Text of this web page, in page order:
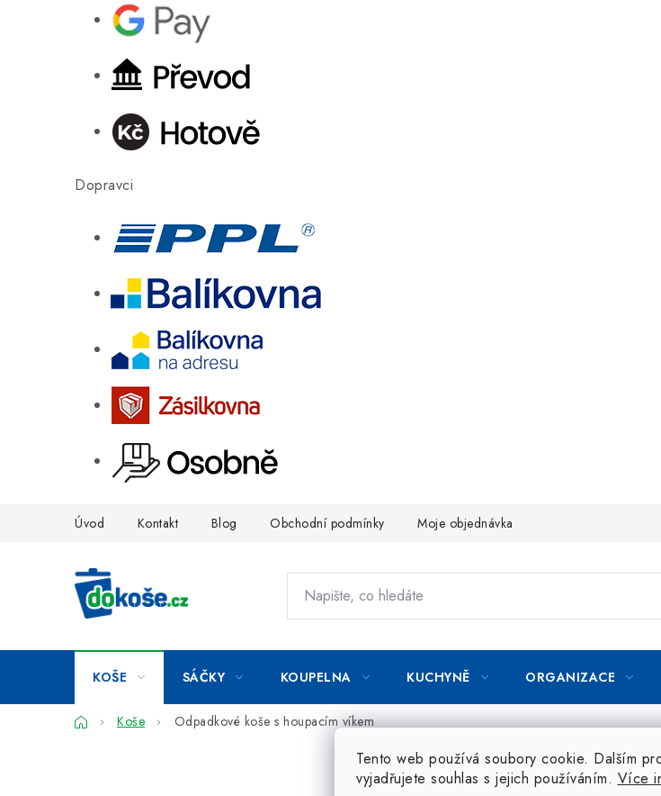
Dopravci
Tento web používá soubory cookie. Dalším
vyjadřujete souhlas s jejich používáním. Více
Úvod Kontakt Blog Obchodní podmínky Moje objednávka
KOŠE SÁČKY KOUPELNA KUCHYNĚ ORGANIZACE
DomůKoše Odpadkové koše s houpacím víkem